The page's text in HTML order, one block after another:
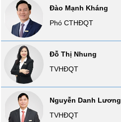
Đào Mạnh Kháng
Phó CTHĐQT
Đỗ Thị Nhung
TVHĐQT
Nguyễn Danh Lương
TVHĐQT
THÔNG
TIỆN
ÍCH
BẤT